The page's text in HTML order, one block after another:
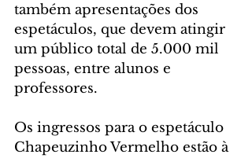
também apresentações dos
espetáculos, que devem atingir
um público total de 5.000 mil
pessoas, entre alunos e
professores.
Os ingressos para o espetáculo
Chapeuzinho Vermelho estão à